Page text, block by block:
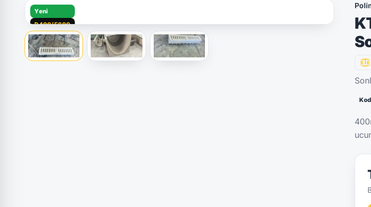
Yeni
D400/E600